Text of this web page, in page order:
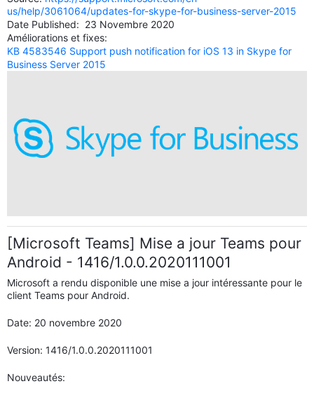
us/help/3061064/updates-for-skype-for-business-server-2015
Date Published: 23 Novembre 2020
Améliorations et fixes:
KB 4583546 Support push notification for iOS 13 in Skype for
Business Server 2015
[Microsoft Teams] Mise a jour Teams pour
Android - 1416/1.0.0.2020111001
Microsoft a rendu disponible une mise a jour intéressante pour le
client Teams pour Android.
Date: 20 novembre 2020
Version: 1416/1.0.0.2020111001
Nouveautés: